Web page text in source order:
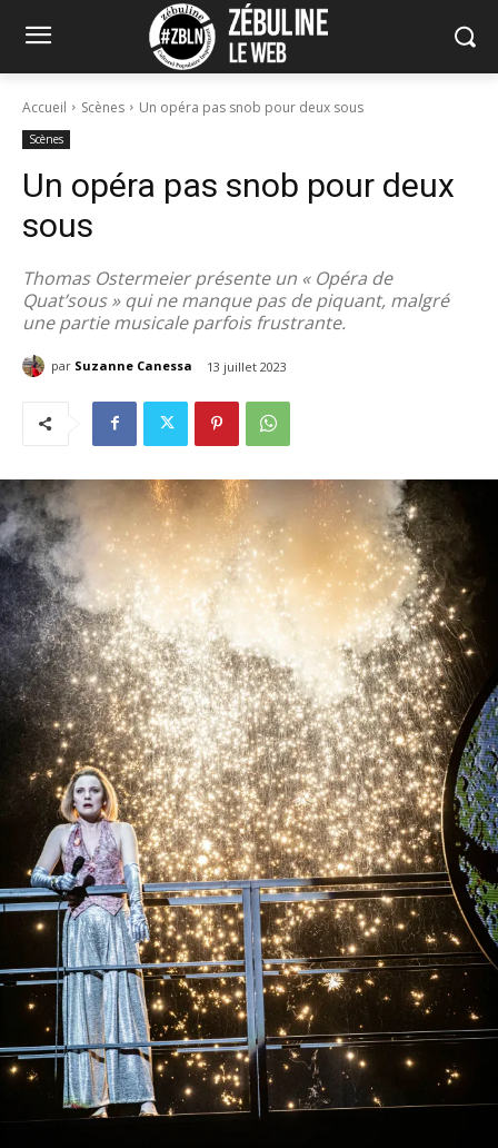
Accueil Scènes Un opéra pas snob pour deux sous
Scènes
Un opéra pas snob pour deux
sous
Thomas Ostermeier présente un « Opéra de
Quat’sous » qui ne manque pas de piquant, malgré
une partie musicale parfois frustrante.
par Suzanne Canessa 13 juillet 2023